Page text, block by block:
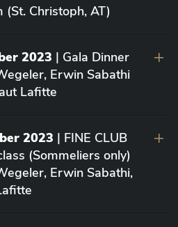
Christoph, AT)
2023 | Gala Dinner
Erwin Sabathi
Lafitte
2023 | FINE CLUB
(Sommeliers only)
Erwin Sabathi,